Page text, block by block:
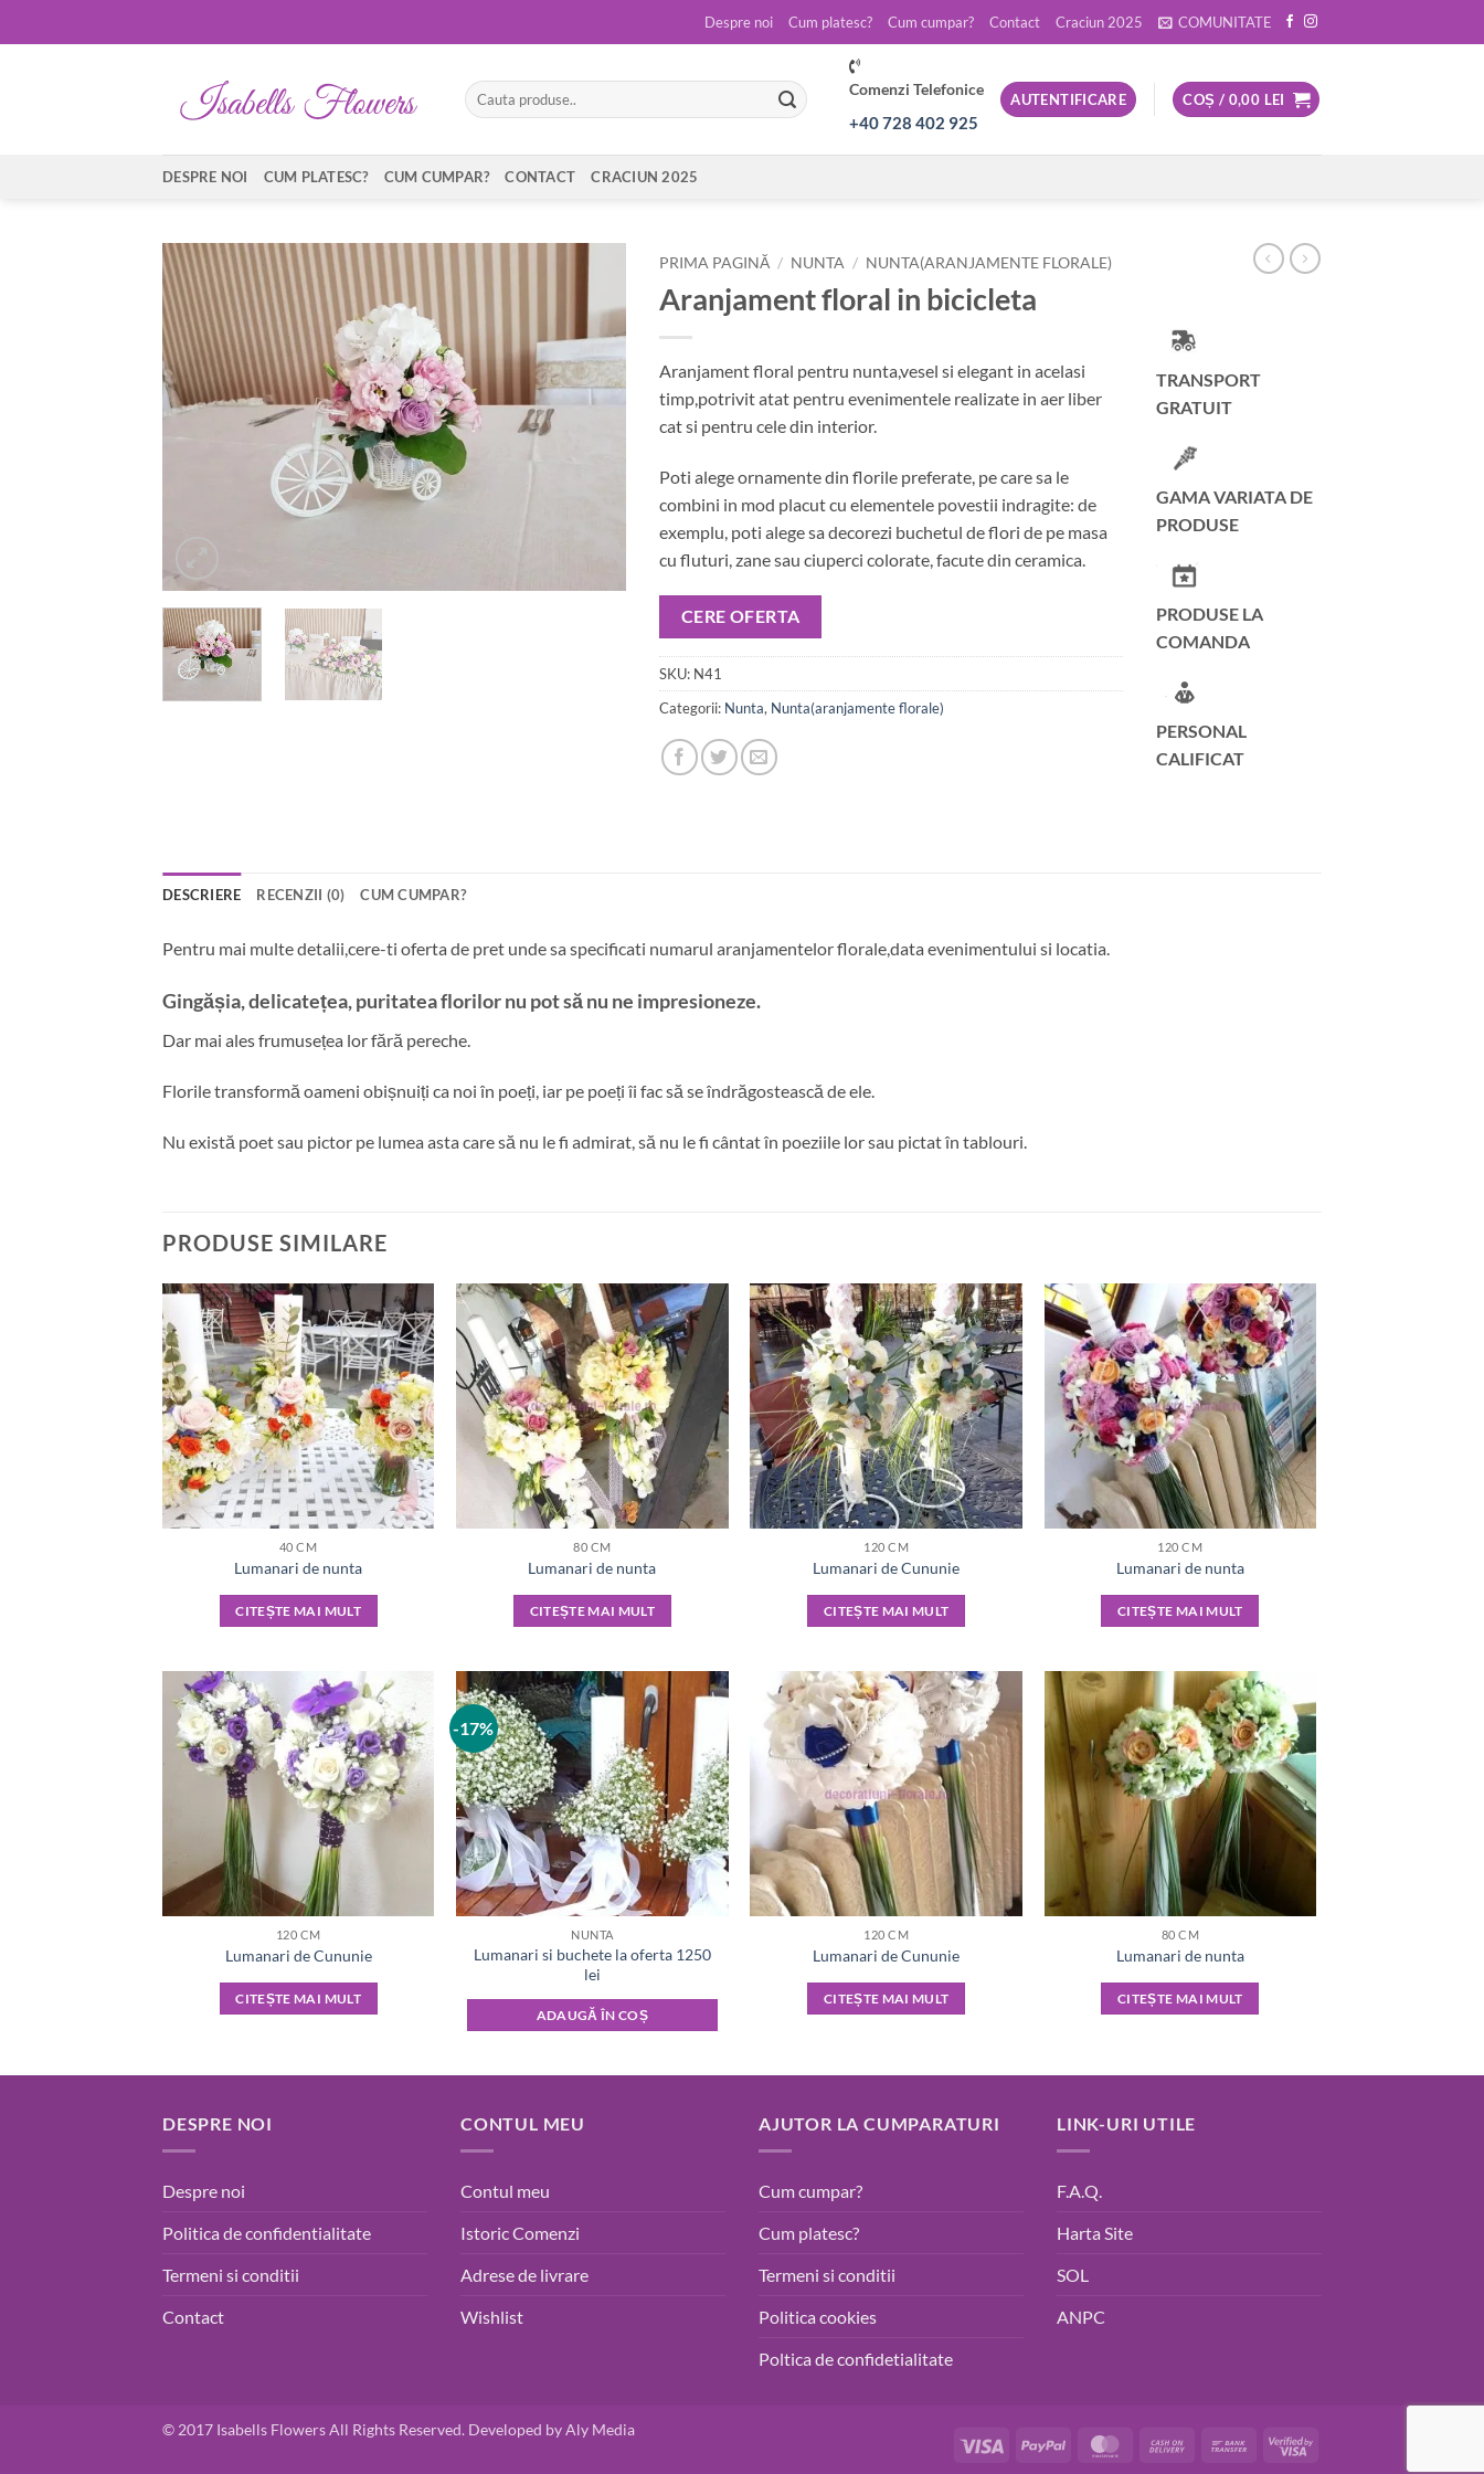
to
Despre noi Cum platesc? Cum cumpar? Contact Craciun 2025 COMUNITATE
Caută
după:
Comenzi Telefonice
+40 728 402 925
AUTENTIFICARE COȘ / 0,00 LEI
DESPRE NOI CUM PLATESC? CUM CUMPAR? CONTACT CRACIUN 2025
PRIMA PAGINĂ / NUNTA / NUNTA(ARANJAMENTE FLORALE)
Aranjament floral in bicicleta
Aranjament floral pentru nunta,vesel si elegant in acelasi
timp,potrivit atat pentru evenimentele realizate in aer liber
cat si pentru cele din interior.
Poti alege ornamente din florile preferate, pe care sa le
combini in mod placut cu elementele povestii indragite: de
exemplu, poti alege sa decorezi buchetul de flori de pe masa
cu fluturi, zane sau ciuperci colorate, facute din ceramica.
CERE OFERTA
SKU: N41
Categorii: Nunta, Nunta(aranjamente florale)
TRANSPORT
GRATUIT
GAMA VARIATA DE
PRODUSE
PRODUSE LA
COMANDA
PERSONAL
CALIFICAT
DESCRIERE RECENZII (0) CUM CUMPAR?
Pentru mai multe detalii,cere-ti oferta de pret unde sa specificati numarul aranjamentelor florale,data evenimentului si locatia.
Gingășia, delicatețea, puritatea florilor nu pot să nu ne impresioneze.
Dar mai ales frumusețea lor fără pereche.
Florile transformă oameni obișnuiți ca noi în poeți, iar pe poeți îi fac să se îndrăgostească de ele.
Nu există poet sau pictor pe lumea asta care să nu le fi admirat, să nu le fi cântat în poeziile lor sau pictat în tablouri.
PRODUSE SIMILARE
40 CM
Lumanari de nunta
CITEȘTE MAI MULT
80 CM
Lumanari de nunta
CITEȘTE MAI MULT
120 CM
Lumanari de Cununie
CITEȘTE MAI MULT
120 CM
Lumanari de nunta
CITEȘTE MAI MULT
120 CM
Lumanari de Cununie
CITEȘTE MAI MULT
-17%
NUNTA
Lumanari si buchete la oferta 1250
lei
ADAUGĂ ÎN COȘ
120 CM
Lumanari de Cununie
CITEȘTE MAI MULT
80 CM
Lumanari de nunta
CITEȘTE MAI MULT
DESPRE NOI
Despre noi
Politica de confidentialitate
Termeni si conditii
Contact
CONTUL MEU
Contul meu
Istoric Comenzi
Adrese de livrare
Wishlist
AJUTOR LA CUMPARATURI
Cum cumpar?
Cum platesc?
Termeni si conditii
Politica cookies
Poltica de confidetialitate
LINK-URI UTILE
F.A.Q.
Harta Site
SOL
ANPC
Visa PayPal MasterCardCash
Bank
Visa
© 2017 Isabells Flowers All Rights Reserved. Developed byAly Media